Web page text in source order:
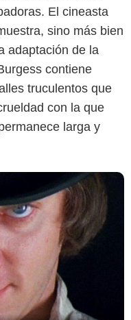
El cineasta
sino más bien
adaptación de la
contiene
truculentos que
con la que
larga y